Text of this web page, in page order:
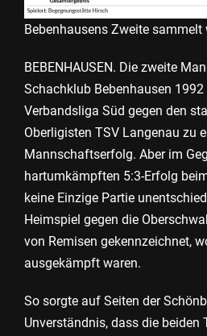
Bebenhausens Zweite sammelt
BEBENHAUSEN. Die zweite
Schachklub Bebenhausen
Verbandsliga Süd gegen den
Oberligisten TSV Langenau zu
Mannschaftserfolg. Aber im
hartumkämpften 5:3-Erfolg
keine Einzige Partie
Heimspiel gegen die
von Remisen gekennzeichnet,
ausgekämpft waren.
So sorgte auf Seiten der
Unverständnis, dass die beiden